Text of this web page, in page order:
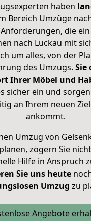
haben
Bereich Umzüge
die
nach Luckau mit
um alles, von der
des Umzugs. Sie
Ihrer Möbel und
sicher ein und
an Ihrem neuen
ankommt.
Umzug von
zögern Sie
Hilfe in Anspruch
Sie uns heute
Umzug zu
Angebote